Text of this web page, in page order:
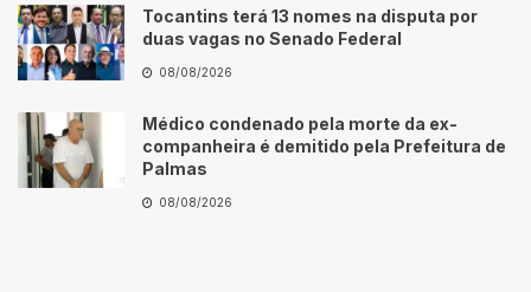
Tocantins terá 13 nomes na disputa por
duas vagas no Senado Federal
08/08/2026
Médico condenado pela morte da ex-
companheira é demitido pela Prefeitura de
Palmas
08/08/2026